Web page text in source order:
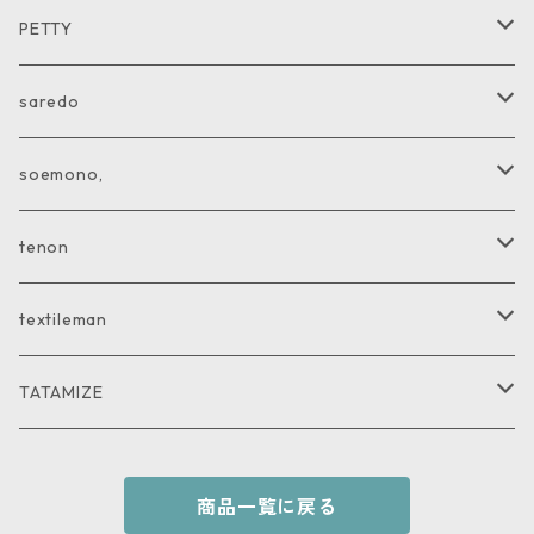
SHIRT
CUTandSEW
PETTY
JACKET
VEST
COAT
PANTS
SHIRT
saredo
KNIT
CUTandSEW
soemono,
JACKET
PANTS
tenon
GOODS
textileman
SHIRT
TATAMIZE
商品一覧に戻る